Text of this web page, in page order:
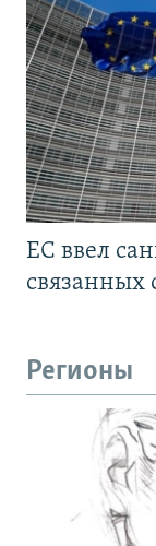
ЕС ввел
связанных
Регионы